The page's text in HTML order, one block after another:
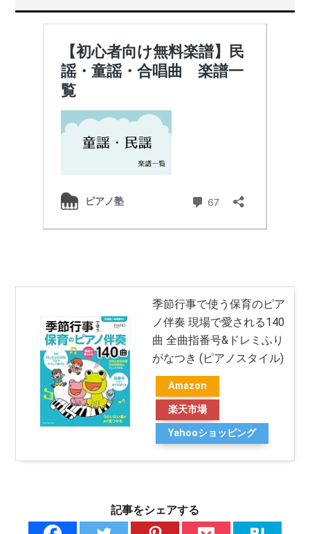
季節行事で使う保育のピア
ノ伴奏 現場で愛される140
曲 全曲指番号&ドレミふり
がなつき (ピアノスタイル)
Amazon
楽天市場
Yahooショッピング
記事をシェアする